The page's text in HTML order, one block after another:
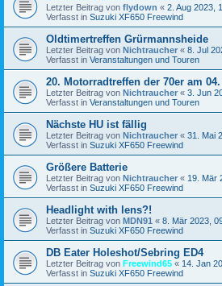
Letzter Beitrag von flydown « 2. Aug 2023,
Verfasst in Suzuki XF650 Freewind
Oldtimertreffen Grürmannsheide
Letzter Beitrag von Nichtraucher « 8. Jul
Verfasst in Veranstaltungen und Touren
20. Motorradtreffen der 70er am
Letzter Beitrag von Nichtraucher « 3. Jun
Verfasst in Veranstaltungen und Touren
Nächste HU ist fällig
Letzter Beitrag von Nichtraucher « 31. Mai
Verfasst in Suzuki XF650 Freewind
Größere Batterie
Letzter Beitrag von Nichtraucher « 19. Mär
Verfasst in Suzuki XF650 Freewind
Headlight with lens?!
Letzter Beitrag von MDN91 « 8. Mär 2023,
Verfasst in Suzuki XF650 Freewind
DB Eater Holeshot/Sebring ED4
Letzter Beitrag von Freewind65 « 14. Jan
Verfasst in Suzuki XF650 Freewind